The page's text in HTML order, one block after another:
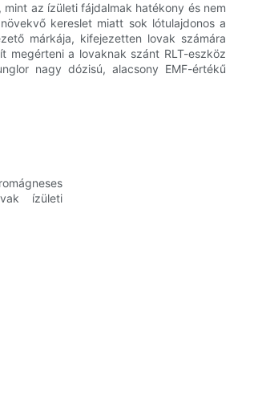
az ízületi fájdalmak hatékony és nem
kereslet miatt sok lótulajdonos a
márkája, kifejezetten lovak számára
a lovaknak szánt RLT-eszköz
nagy dózisú, alacsony EMF-értékű